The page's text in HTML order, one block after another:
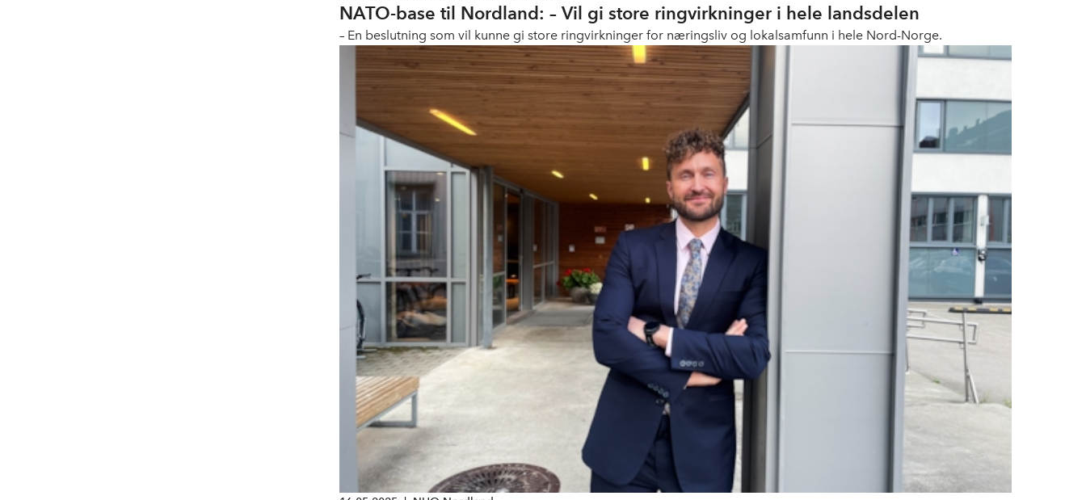
NATO-base til Nordland: – Vil gi store ringvirkninger i hele landsdelen
– En beslutning som vil kunne gi store ringvirkninger for næringsliv og lokalsamfunn i hele Nord-Norge.